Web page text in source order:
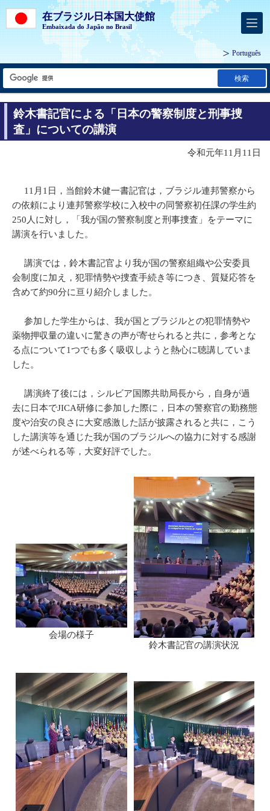
在ブラジル日本国大使館
Embaixada do Japão no Brasil
Português
検索
鈴木書記官による「日本の警察制度と刑事捜
査」についての講演
令和元年11月11日
11月1日，当館鈴木健一書記官は，ブラジル連邦警察から
の依頼により連邦警察学校に入校中の同警察初任課の学生約
250人に対し，「我が国の警察制度と刑事捜査」をテーマに
講演を行いました。
講演では，鈴木書記官より我が国の警察組織や公安委員
会制度に加え，犯罪情勢や捜査手続き等につき、質疑応答を
含めて約90分に亘り紹介しました。
参加した学生からは、我が国とブラジルとの犯罪情勢や
薬物押収量の違いに驚きの声が寄せられると共に，参考とな
る点について1つでも多く吸収しようと熱心に聴講していま
した。
講演終了後には，シルビア国際共助局長から，自身が過
去に日本でJICA研修に参加した際に，日本の警察官の勤務態
度や治安の良さに大変感激した話が披露されると共に，こう
した講演等を通じた我が国のブラジルへの協力に対する感謝
が述べられる等，大変好評でした。
会場の様子
鈴木書記官の講演状況